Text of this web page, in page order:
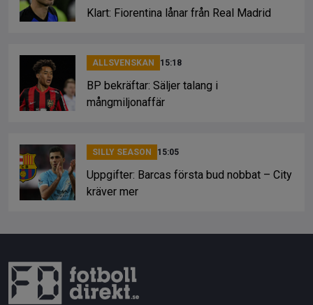
Klart: Fiorentina lånar från Real Madrid
ALLSVENSKAN 15:18
BP bekräftar: Säljer talang i
mångmiljonaffär
SILLY SEASON 15:05
Uppgifter: Barcas första bud nobbat – City
kräver mer